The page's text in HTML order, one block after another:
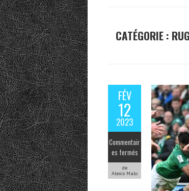
CATÉGORIE :
FÉV
12
2023
Commentair
es fermés
de
Alexis Malo